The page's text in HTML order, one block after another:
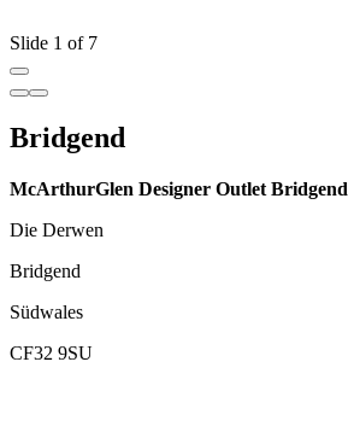
Slide 1 of 7
Bridgend
McArthurGlen Designer Outlet Bridgend
Die Derwen
Bridgend
Südwales
CF32 9SU